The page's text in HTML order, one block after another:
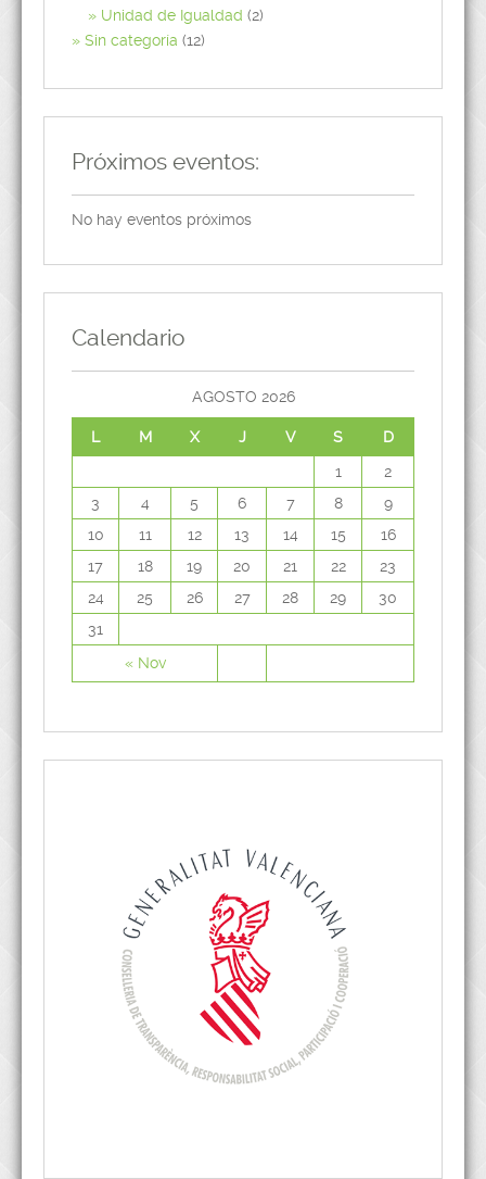
Unidad de Igualdad (2)
Sin categoría (12)
Próximos eventos:
No hay eventos próximos
Calendario
AGOSTO 2026
L M X J V S D
« Nov
1
2
3
4 5 6 7 8
9
10
11 12 13 14 15
16
17
18 19 20 21 22
23
24
25 26 27 28 29
30
31